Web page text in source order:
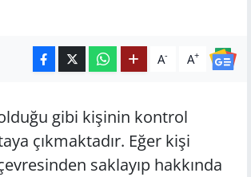
A- A+
olduğu gibi kişinin kontrol
çıkmaktadır. Eğer kişi
saklayıp hakkında